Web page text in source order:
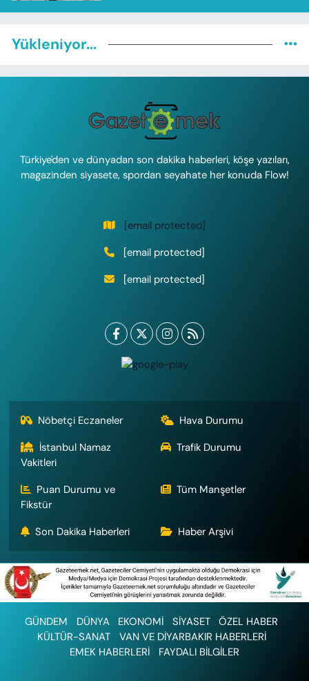
Yükleniyor...
Türkiye'den ve dünyadan son dakika haberleri, köşe yazıları,
magazinden siyasete, spordan seyahate her konuda Flow!
[email protected]
[email protected]
[email protected]
Nöbetçi Eczaneler
Hava Durumu
İstanbul Namaz
Vakitleri
Trafik Durumu
Puan Durumu ve
Fikstür
Tüm Manşetler
Son Dakika Haberleri Haber Arşivi
GÜNDEM DÜNYA EKONOMİ SİYASET
ÖZEL HABER
KÜLTÜR-SANAT
VAN VE DİYARBAKIR HABERLERİ
EMEK HABERLERİ
FAYDALI BİLGİLER